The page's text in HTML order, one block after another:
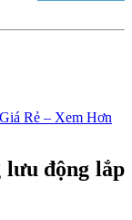
lưu động lắp